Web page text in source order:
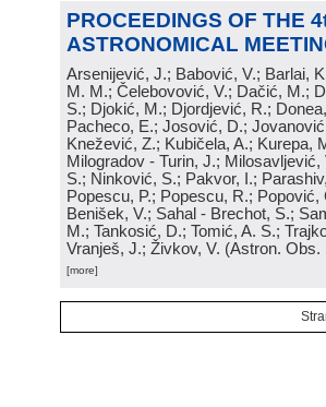
PROCEEDINGS OF THE
ASTRONOMICAL
Arsenijević, J.; Babović, V.; Barlai,
M. M.; Čelebovović, V.; Dačić, M.;
S.; Djokić, M.; Djordjević, R.;
Pacheco, E.; Josović, D.;
Knežević, Z.; Kubičela, A.; Kurepa,
Milogradov - Turin, J.;
S.; Ninković, S.; Pakvor, I.;
Popescu, P.; Popescu, R.;
Benišek, V.; Sahal - Brechot, S.;
M.; Tankosić, D.; Tomić, A. S.;
Vranješ, J.; Živkov, V. (Astron. Obs.
[more]